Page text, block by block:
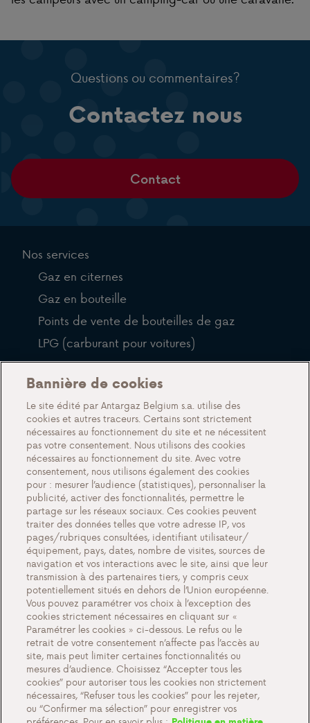
Questions ou commentaires?
Contactez nous
Contact
Nos services
Gaz en citernes
Gaz en bouteille
Points de vente de bouteilles de gaz
LPG (carburant pour voitures)
À propos de nous
Rencontrez Antargaz
Un futur durable
Témoignages
Actions
Événements
Travailler chez Antargaz
Contact
Paramètres des cookies
Documents importants et conditions générales
Politique de confidentialité et cookies
Bannière de cookies
Le site édité par Antargaz Belgium s.a. utilise des
cookies et autres traceurs. Certains sont strictement
nécessaires au fonctionnement du site et ne nécessitent
pas votre consentement. Nous utilisons des cookies
nécessaires au fonctionnement du site. Avec votre
consentement, nous utilisons également des cookies
pour : mesurer l’audience (statistiques), personnaliser la
publicité, activer des fonctionnalités, permettre le
partage sur les réseaux sociaux. Ces cookies peuvent
traiter des données telles que votre adresse IP, vos
pages/rubriques consultées, identifiant utilisateur/
équipement, pays, dates, nombre de visites, sources de
navigation et vos interactions avec le site, ainsi que leur
transmission à des partenaires tiers, y compris ceux
potentiellement situés en dehors de l’Union européenne.
Vous pouvez paramétrer vos choix à l’exception des
cookies strictement nécessaires en cliquant sur «
Paramétrer les cookies » ci-dessous. Le refus ou le
retrait de votre consentement n’affecte pas l’accès au
site, mais peut limiter certaines fonctionnalités ou
mesures d’audience. Choisissez “Accepter tous les
cookies” pour autoriser tous les cookies non strictement
nécessaires, “Refuser tous les cookies” pour les rejeter,
ou “Confirmer ma sélection” pour enregistrer vos